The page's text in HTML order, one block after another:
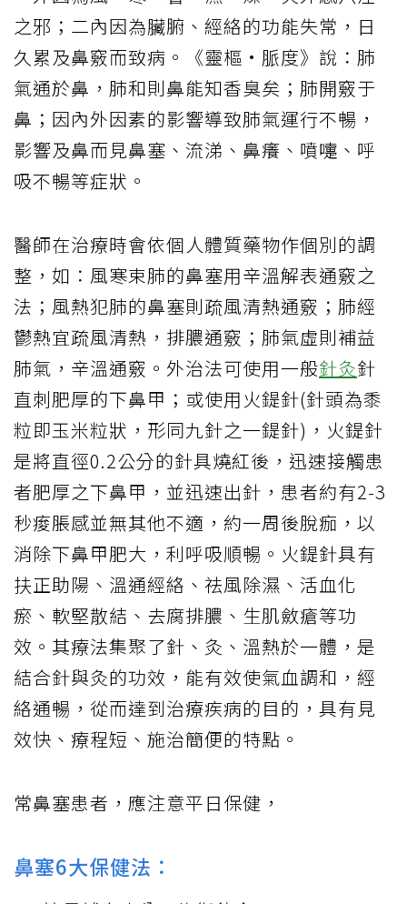
之邪；二內因為臟腑、經絡的功能失常，日
久累及鼻竅而致病。《靈樞•脈度》說：肺
氣通於鼻，肺和則鼻能知香臭矣；肺開竅于
鼻；因內外因素的影響導致肺氣運行不暢，
影響及鼻而見鼻塞、流涕、鼻癢、噴嚏、呼
吸不暢等症狀。
醫師在治療時會依個人體質藥物作個別的調
整，如：風寒束肺的鼻塞用辛溫解表通竅之
法；風熱犯肺的鼻塞則疏風清熱通竅；肺經
鬱熱宜疏風清熱，排膿通竅；肺氣虛則補益
肺氣，辛溫通竅。外治法可使用一般針灸針
直刺肥厚的下鼻甲；或使用火鍉針(針頭為黍
粒即玉米粒狀，形同九針之一鍉針)，火鍉針
是將直徑0.2公分的針具燒紅後，迅速接觸患
者肥厚之下鼻甲，並迅速出針，患者約有2-3
秒痠脹感並無其他不適，約一周後脫痂，以
消除下鼻甲肥大，利呼吸順暢。火鍉針具有
扶正助陽、溫通經絡、祛風除濕、活血化
瘀、軟堅散結、去腐排膿、生肌斂瘡等功
效。其療法集聚了針、灸、溫熱於一體，是
結合針與灸的功效，能有效使氣血調和，經
絡通暢，從而達到治療疾病的目的，具有見
效快、療程短、施治簡便的特點。
常鼻塞患者，應注意平日保健，
鼻塞6大保健法：